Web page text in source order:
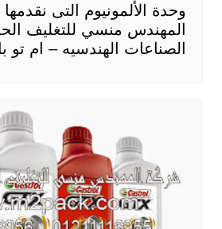
وحدة الألمونيوم التى
المهندس منسي للتغليف
الصناعات الهندسيه – ام تو